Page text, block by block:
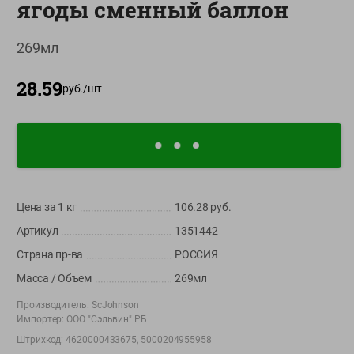
О сервисе
Настройки файлов cookie
доставкой и бонусной картой
Store
Play
+375 44 560-60-61
Время работы Call-центра: Пн.- Пт. с 09.00 до 17.00, СБ, ВС -
выходной
shop@green-market.by
ягоды сменный баллон
269мл
28.59руб./шт
Цена за 1 кг 106.28 руб.
Артикул
1351442
Страна пр-ва
РОССИЯ
Масса / Объем
269мл
Производитель: ScJohnson
Импортер: ООО "Сэльвин" РБ
Штрихкод:4620000433675, 5000204955958